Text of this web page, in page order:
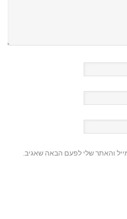
והאתר שלי לפעם הבאה שאגיב.